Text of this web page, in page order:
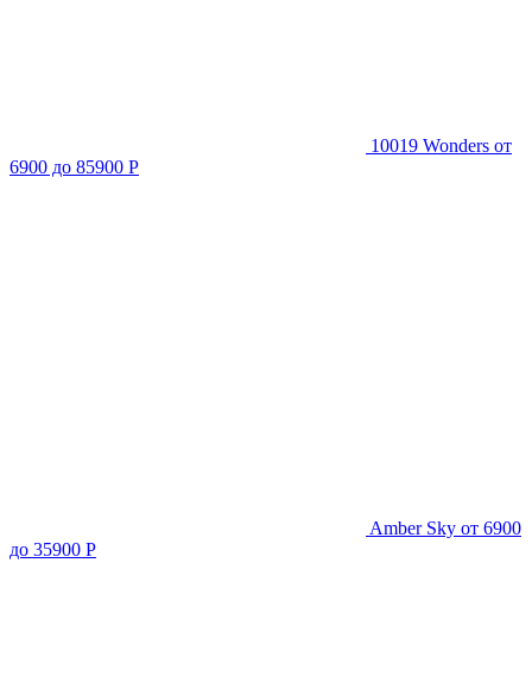
10019 Wonders от
6900 до 85900 Р
Amber Sky от 6900
до 35900 Р